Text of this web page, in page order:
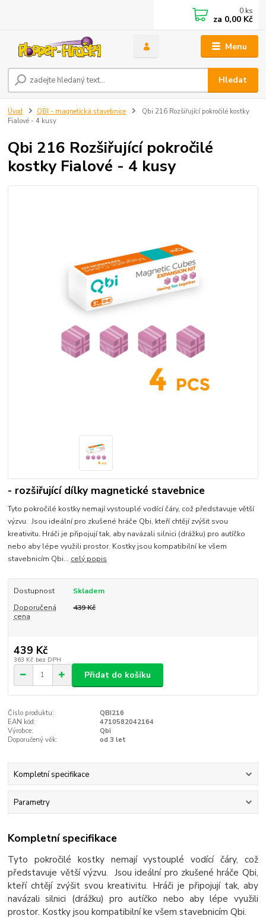
Menu
Hledat
0 ks
za 0,00 Kč
Úvod QBI - magnetická stavebnice
Qbi 216 Rozšiřující pokročilé kostky
Fialové - 4 kusy
Qbi 216 Rozšiřující pokročilé
kostky Fialové - 4 kusy
- rozšiřující dílky magnetické stavebnice
Tyto pokročilé kostky nemají vystouplé vodící čáry, což představuje větší
výzvu. Jsou ideální pro zkušené hráče Qbi, kteří chtějí zvýšit svou
kreativitu. Hráči je připojují tak, aby navázali silnici (drážku) pro autíčko
nebo aby lépe využili prostor. Kostky jsou kompatibilní ke všem
stavebnicím Qbi... celý popis
Dostupnost
Skladem
Doporučená
cena
439 Kč
439 Kč
363 Kč bez DPH
Přidat do košíku
Číslo produktu:
QBI216
EAN kód:
4710582042164
Výrobce:
Qbi
Doporučený věk:
od 3 let
Kompletní specifikace
Parametry
Kompletní specifikace
Tyto pokročilé kostky nemají vystouplé vodící čáry, což
představuje větší výzvu. Jsou ideální pro zkušené hráče Qbi,
kteří chtějí zvýšit svou kreativitu. Hráči je připojují tak, aby
navázali silnici (drážku) pro autíčko nebo aby lépe využili
prostor. Kostky jsou kompatibilní ke všem stavebnicím Qbi.